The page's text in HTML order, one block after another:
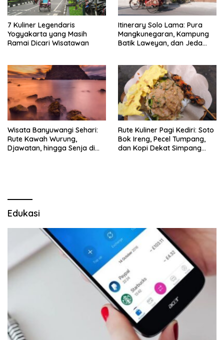
7 Kuliner Legendaris
Yogyakarta yang Masih
Ramai Dicari Wisatawan
Itinerary Solo Lama: Pura
Mangkunegaran, Kampung
Batik Laweyan, dan Jeda
Wisata Banyuwangi Sehari:
Rute Kawah Wurung,
Djawatan, hingga Senja di
Rute Kuliner Pagi Kediri: Soto
Bok Ireng, Pecel Tumpang,
dan Kopi Dekat Simpang
Edukasi